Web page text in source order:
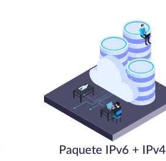
Paquete IPv6 + IPv4